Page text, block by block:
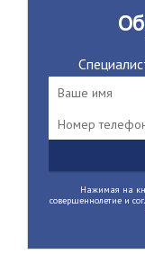
Нажимая на
совершеннолетие и